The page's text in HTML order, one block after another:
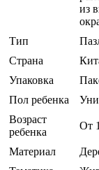
из
Тип
Страна
Упаковка
Пол ребенка
Возраст
ребенка
От
Материал